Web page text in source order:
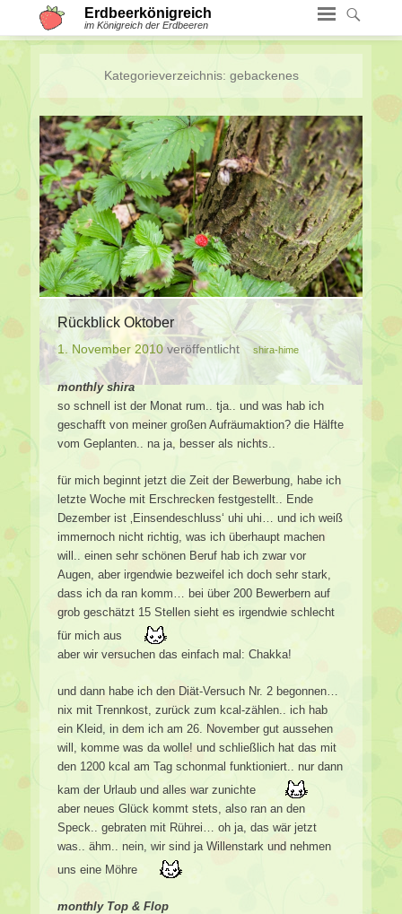
Erdbeerkönigreich
im Königreich der Erdbeeren
Kategorieverzeichnis: gebackenes
Rückblick Oktober
1. November 2010veröffentlicht shira-hime
monthly shira
so schnell ist der Monat rum.. tja.. und was hab ich
geschafft von meiner großen Aufräumaktion? die Hälfte
vom Geplanten.. na ja, besser als nichts..
für mich beginnt jetzt die Zeit der Bewerbung, habe ich
letzte Woche mit Erschrecken festgestellt.. Ende
Dezember ist ‚Einsendeschluss‘ uhi uhi… und ich weiß
immernoch nicht richtig, was ich überhaupt machen
will.. einen sehr schönen Beruf hab ich zwar vor
Augen, aber irgendwie bezweifel ich doch sehr stark,
dass ich da ran komm… bei über 200 Bewerbern auf
grob geschätzt 15 Stellen sieht es irgendwie schlecht
für mich aus
aber wir versuchen das einfach mal: Chakka!
und dann habe ich den Diät-Versuch Nr. 2 begonnen…
nix mit Trennkost, zurück zum kcal-zählen.. ich hab
ein Kleid, in dem ich am 26. November gut aussehen
will, komme was da wolle! und schließlich hat das mit
den 1200 kcal am Tag schonmal funktioniert.. nur dann
kam der Urlaub und alles war zunichte
aber neues Glück kommt stets, also ran an den
Speck.. gebraten mit Rührei… oh ja, das wär jetzt
was.. ähm.. nein, wir sind ja Willenstark und nehmen
uns eine Möhre
monthly Top & Flop